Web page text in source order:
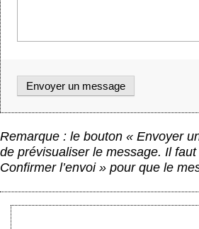
Remarque : le bouton « Envoyer
de prévisualiser le message. Il
Confirmer l’envoi » pour que le